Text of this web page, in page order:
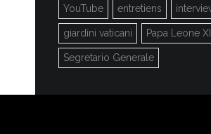
YouTube entretiens
giardini vaticani Papa Leone
Segretario Generale